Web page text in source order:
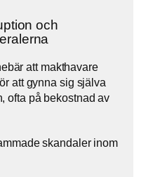
och
att makthavare
att gynna sig själva
ofta på bekostnad av
skandaler inom